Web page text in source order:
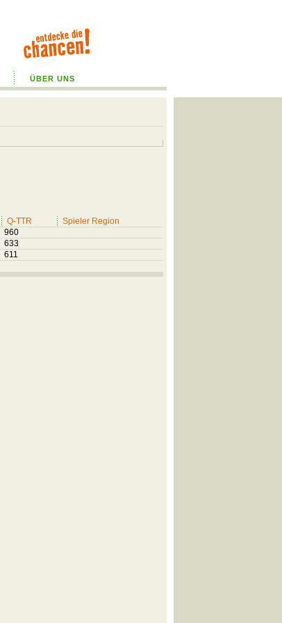
ÜBER UNS
Q-TTR
Spieler Region
960
633
611